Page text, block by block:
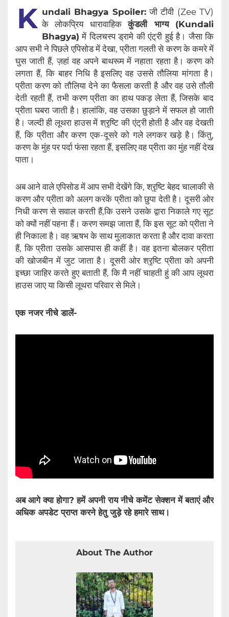
K undali Bhagya Spoiler:जी टीवी (Zee TV)
के लोकप्रिय धारावाहिककुंडली भाग्य (Kundali
Bhagya) में दिलचस्प ड्रामे की एंट्री हुई है। जैसा कि
आप सभी ने पिछले एपिसोड में देखा, प्रीता गलती से करण के कमरे में
घुस जाती हैं, ज़हां वह अपने बाथरूम में नहाता रहता है। करण को
लगता हैं, कि बाहर निधि है इसलिए वह उससे तौलिया मांगता है।
प्रीता करण को तौलिया देने का फैसला करती है और वह उसे तौली
देती रहती हैं, तभी करण प्रीता का हाथ पकड़ लेता हैं, जिसके बाद
प्रीता घबरा जाती है। हालांकि, वह उसका छुड़ाने में सफल हो जाती
है। जल्दी ही लूथरा हाउस में श्रृष्टि की एंट्री होती है और वह देखती
हैं, कि प्रीता और करण एक-दूसरे को गले लगकर खड़े है। किंतु,
करण के मुंह पर पर्दा फंसा रहता हैं, इसलिए वह प्रीता का मुंह नहीं देख
पाता।
अब आने वाले एपिसोड में आप सभी देखेंगे कि, श्रृष्टि बेहद चालाकी से
करण और प्रीता को अलग करकें प्रीता को छुपा देती है। दूसरी ओर
निधी करण से सवाल करती हैं,कि उसने उसके द्वारा निकाले गए सूट
को क्यों नहीं पहना हैं। करण समझ जाता हैं, कि इस सूट को प्रीता ने
ही निकाला है। वह ऋषभ के साथ मुलाकात करता है और दावा करता
हैं, कि प्रीता उसके आसपास ही कहीं है। वह इतना बोलकर प्रीता
की खोजबीन में जुट जाता है। दूसरी ओर श्रृष्टि प्रीता को अपनी
इच्छा जाहिर करते हुए बताती हैं, कि मै नहीं चाहती हुं की आप लूथरा
हाउस जाए या किसी लूथरा परिवार से मिले।
एक नजर नीचे डालें-
अब आगे क्या होगा? हमें अपनी राय नीचे कमेंट सेक्शन में बताएं और
अधिक अपडेट प्राप्त करने हेतु जुड़े रहे हमारे साथ।
About The Author